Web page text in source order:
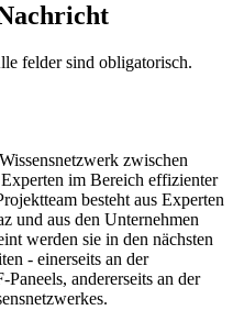
felder sind obligatorisch.
zwischen
im Bereich effizienter
besteht aus Experten
und aus den Unternehmen
werden sie in den nächsten
- einerseits an der
andererseits an der